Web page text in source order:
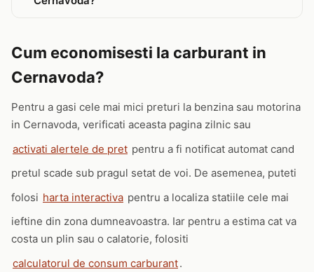
Cum economisesti la carburant in
Cernavoda?
Pentru a gasi cele mai mici preturi la benzina sau motorina
in Cernavoda, verificati aceasta pagina zilnic sau
activati alertele de pret pentru a fi notificat automat cand
pretul scade sub pragul setat de voi. De asemenea, puteti
folosi harta interactiva pentru a localiza statiile cele mai
ieftine din zona dumneavoastra. Iar pentru a estima cat va
costa un plin sau o calatorie, folositi
calculatorul de consum carburant.